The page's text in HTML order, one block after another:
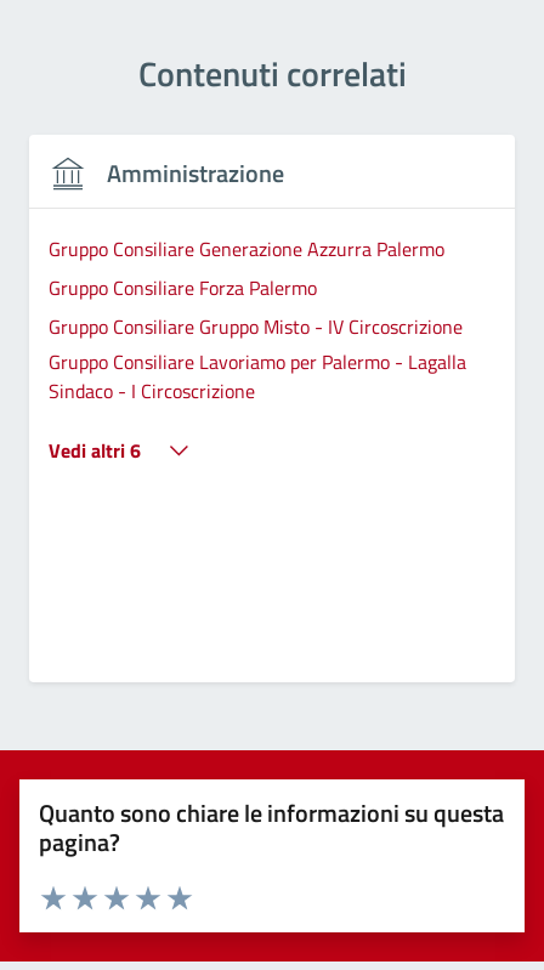
Contenuti correlati
Amministrazione
Gruppo Consiliare Generazione Azzurra Palermo
Gruppo Consiliare Forza Palermo
Gruppo Consiliare Gruppo Misto - IV Circoscrizione
Gruppo Consiliare Lavoriamo per Palermo - Lagalla
Sindaco - I Circoscrizione
Vedi altri 6
Quanto sono chiare le informazioni su questa
pagina?
Valuta 5 stelle su 5
Valuta 4 stelle su 5
Valuta 3 stelle su 5
Valuta 2 stelle su 5
Valuta 1 stelle su 5